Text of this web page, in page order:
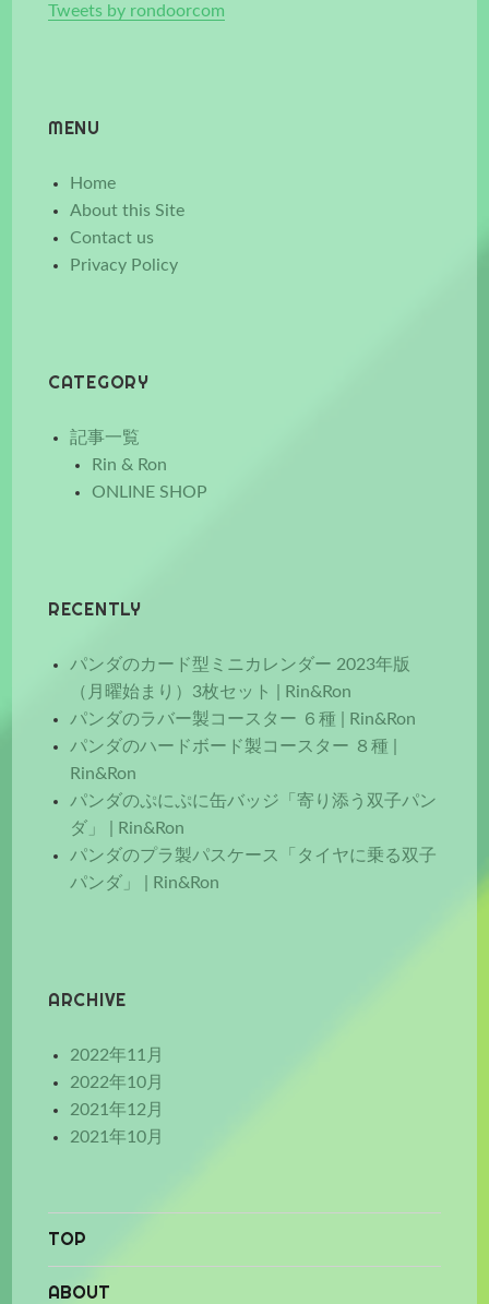
Tweets by rondoorcom
MENU
Home
About this Site
Contact us
Privacy Policy
CATEGORY
記事一覧
Rin & Ron
ONLINE SHOP
RECENTLY
パンダのカード型ミニカレンダー 2023年版
（月曜始まり）3枚セット | Rin&Ron
パンダのラバー製コースター ６種 | Rin&Ron
パンダのハードボード製コースター ８種 |
Rin&Ron
パンダのぷにぷに缶バッジ「寄り添う双子パン
ダ」 | Rin&Ron
パンダのプラ製パスケース「タイヤに乗る双子
パンダ」 | Rin&Ron
ARCHIVE
2022年11月
2022年10月
2021年12月
2021年10月
TOP
ABOUT